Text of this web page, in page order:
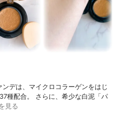
果実エキス、ローマカミツレ花エキ
グルマギク花エキス、トウキンセン
キス、オレアノール酸、乳酸桿菌／
果汁発酵液、エナンチアクロランタ
キス、グリセリン、塩化Ｎａ、（ベ
／エイコサン二酸）グリセリル、ハ
酸ジイソステアリル、水、ＢＧ、ベ
ト果実油、ラベンダー油、（メタ
酸グリセリルアミドエチル／メタク
ステアリル）コポリマー、トリメチ
シケイ酸、イソステアリン酸ポリ
デは、マイクロコラーゲンをはじ
種配合。 さらに、希少な白泥「パ
見る